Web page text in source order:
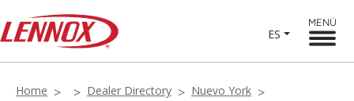
ES
MENÚ
Home Dealer Directory Nuevo York